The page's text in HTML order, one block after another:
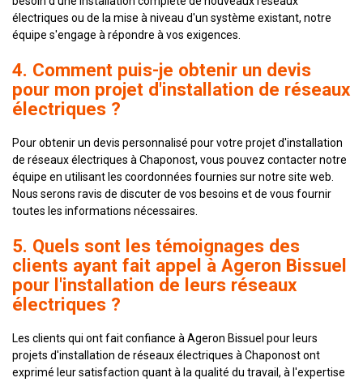
électriques ou de la mise à niveau d'un système existant, notre
équipe s'engage à répondre à vos exigences.
4. Comment puis-je obtenir un devis
pour mon projet d'installation de réseaux
électriques ?
Pour obtenir un devis personnalisé pour votre projet d'installation
de réseaux électriques à Chaponost, vous pouvez contacter notre
équipe en utilisant les coordonnées fournies sur notre site web.
Nous serons ravis de discuter de vos besoins et de vous fournir
toutes les informations nécessaires.
5. Quels sont les témoignages des
clients ayant fait appel à Ageron Bissuel
pour l'installation de leurs réseaux
électriques ?
Les clients qui ont fait confiance à Ageron Bissuel pour leurs
projets d'installation de réseaux électriques à Chaponost ont
exprimé leur satisfaction quant à la qualité du travail, à l'expertise